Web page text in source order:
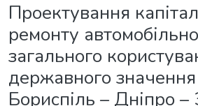
Проектування
ремонту
загального
державного
Бориспіль – Дніпро